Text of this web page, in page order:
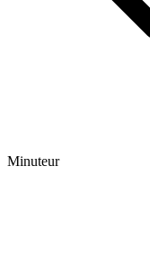
Minuteur